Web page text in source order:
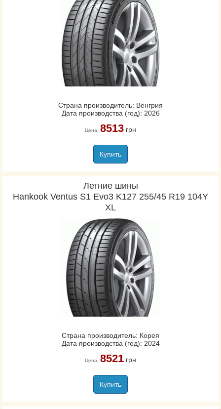
Страна производитель: Венгрия
Дата производства (год): 2026
Цена: 8513грн
Купить
Летние шины
Hankook Ventus S1 Evo3 K127 255/45 R19 104Y
XL
Страна производитель: Корея
Дата производства (год): 2024
Цена: 8521грн
Купить